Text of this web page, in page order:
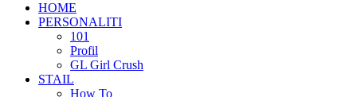
HOME
PERSONALITI
101
Profil
GL Girl Crush
STAIL
How To